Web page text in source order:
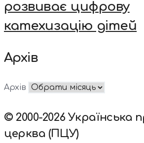
розвиває цифрову
катехизацію дітей
Архів
Архів
© 2000-2026 Українська
церква (ПЦУ)